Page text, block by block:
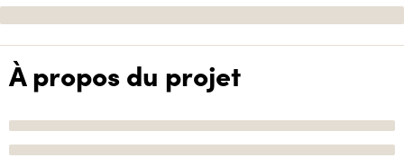
À propos du projet